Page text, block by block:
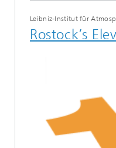
Leibniz-Institut für
Rostock’s